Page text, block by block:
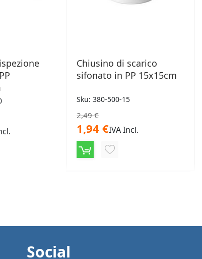
Chiusino di scarico
sifonato in PP 15x15cm
Sku: 380-500-15
2,49 €
1,94 €IVA Incl.
AGGIUNGI
pagina
Social